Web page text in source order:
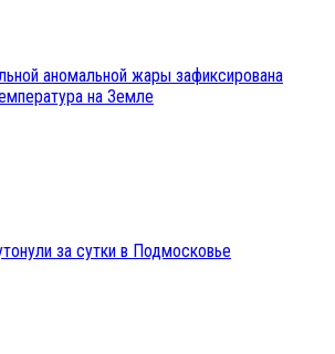
аномальной жары зафиксирована
на Земле
за сутки в Подмосковье